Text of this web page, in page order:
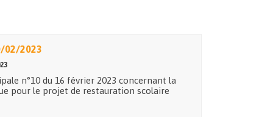
02/2023
n°10 du 16 février 2023 concernant la
pour le projet de restauration scolaire